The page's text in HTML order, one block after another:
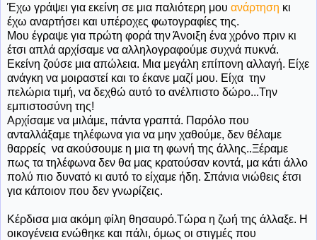
Έχω γράψει για εκείνη σε μια παλιότερη μου ανάρτηση κι
έχω αναρτήσει και υπέροχες φωτογραφίες της.
Μου έγραψε για πρώτη φορά την Άνοιξη ένα χρόνο πριν κι
έτσι απλά αρχίσαμε να αλληλογραφούμε συχνά πυκνά.
Εκείνη ζούσε μια απώλεια. Μια μεγάλη επίπονη αλλαγή. Είχε
ανάγκη να μοιραστεί και το έκανε μαζί μου. Είχα την
πελώρια τιμή, να δεχθώ αυτό το ανέλπιστο δώρο...Την
εμπιστοσύνη της!
Αρχίσαμε να μιλάμε, πάντα γραπτά. Παρόλο που
ανταλλάξαμε τηλέφωνα για να μην χαθούμε, δεν θέλαμε
θαρρείς να ακούσουμε η μια τη φωνή της άλλης..Ξέραμε
πως τα τηλέφωνα δεν θα μας κρατούσαν κοντά, μα κάτι άλλο
πολύ πιο δυνατό κι αυτό το είχαμε ήδη. Σπάνια νιώθεις έτσι
για κάποιον που δεν γνωρίζεις.
Κέρδισα μια ακόμη φίλη θησαυρό.Τώρα η ζωή της άλλαξε. Η
οικογένεια ενώθηκε και πάλι, όμως οι στιγμές που